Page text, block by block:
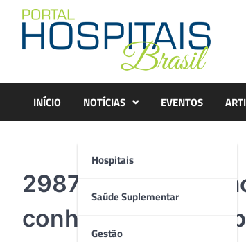
content
INÍCIO NOTÍCIAS
Hospitais
Saúde Suplementar
Gestão
EVENTOS
298768-
conheca-as-